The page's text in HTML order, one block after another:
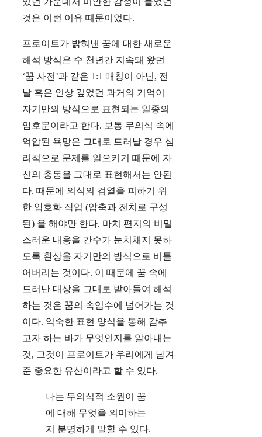
것은 이런 이유 때문이었다.
프로이트가 밝혀낸 꿈에 대한 새로운
해석 방식은 수 천년간 지속돼 왔던
‘꿈 사전’과 같은 1:1 매칭이 아닌, 전
날 혹은 인상 깊었던 과거의 기억이
자기만의 방식으로 표현되는 일종의
암호문이라고 한다. 보통 무의식 속에
억압된 욕망은 그대로 드러날 경우 심
리적으로 문제를 일으키기 때문에 자
신의 충동을 그대로 표현해서는 안된
다. 때문에 의식의 검열을 피하기 위
한 암호화 작업 (압축과 전치로 구성
된) 을 해야만 한다. 마치 편지의 비밀
스러운 내용을 간수가 눈치채지 못하
도록 환상을 자기만의 방식으로 비틀
어버리는 것이다. 이 때문에 꿈 속에
드러난 대상을 그대로 받아들여 해석
하는 것은 꿈의 속임수에 넘어가는 것
이다. 익숙한 표현 양식을 통해 감추
고자 하는 바가 무엇인지를 알아내는
것, 그것이 프로이트가 우리에게 남겨
준 중요한 유산이라고 할 수 있다.
나는 무의식적 소원이 꿈
에 대해 무엇을 의미하는
지 분명하게 말할 수 있다.